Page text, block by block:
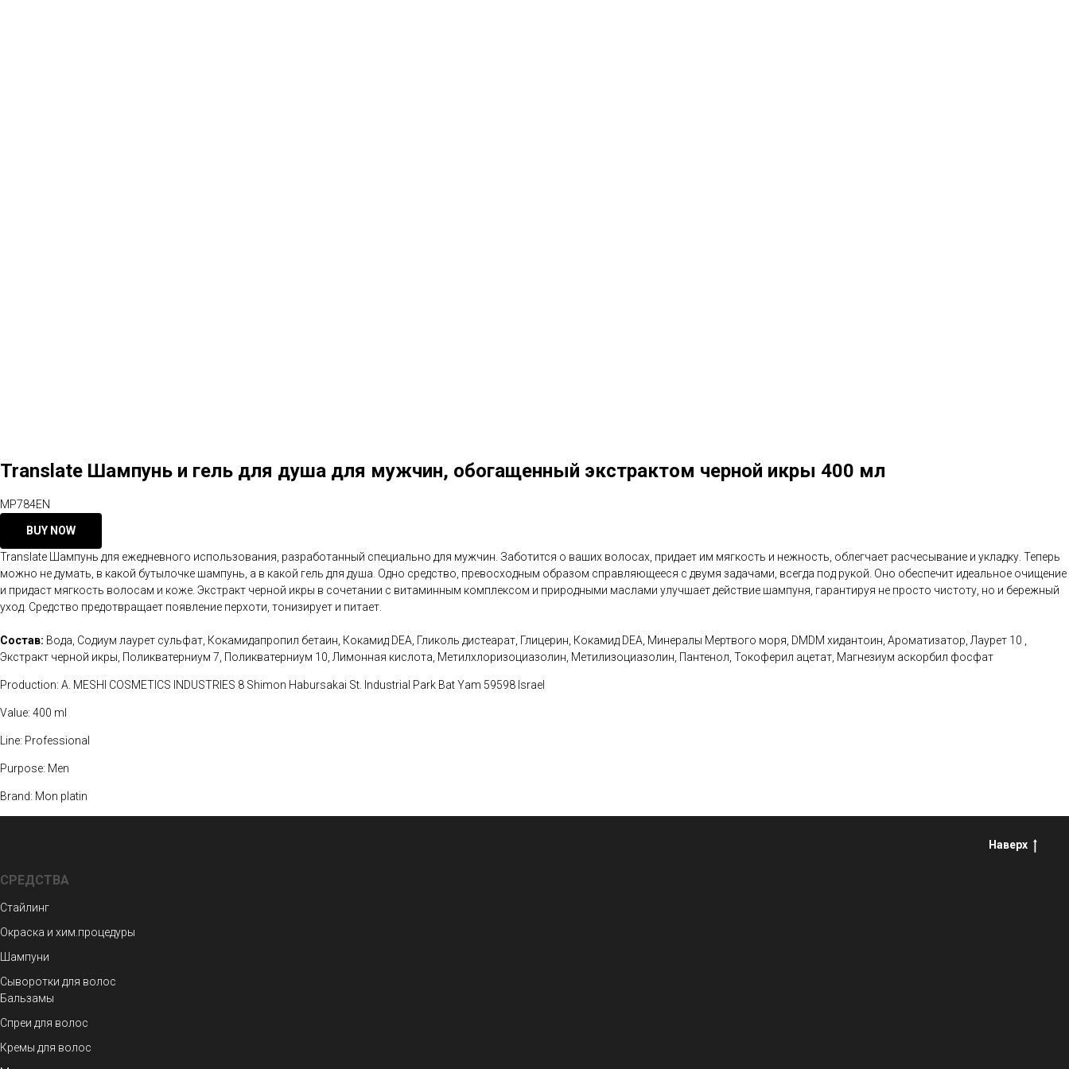
Translate Шампунь и гель для душа для мужчин, обогащенный экстрактом черной икры 400 мл
MP784EN
BUY NOW
Translate Шампунь для ежедневного использования, разработанный специально для мужчин. Заботится о ваших волосах, придает им мягкость и нежность, облегчает расчесывание и укладку. Теперь
можно не думать, в какой бутылочке шампунь, а в какой гель для душа. Одно средство, превосходным образом справляющееся с двумя задачами, всегда под рукой. Оно обеспечит идеальное очищение
и придаст мягкость волосам и коже. Экстракт черной икры в сочетании с витаминным комплексом и природными маслами улучшает действие шампуня, гарантируя не просто чистоту, но и бережный
уход. Средство предотвращает появление перхоти, тонизирует и питает.
Состав: Вода, Содиум лаурет сульфат, Кокамидапропил бетаин, Кокамид DEA, Гликоль дистеарат, Глицерин, Кокамид DEA, Минералы Мертвого моря, DMDM хидантоин, Ароматизатор, Лаурет 10 ,
Экстракт черной икры, Поликватерниум 7, Поликватерниум 10, Лимонная кислота, Метилхлоризоциазолин, Метилизоциазолин, Пантенол, Токоферил ацетат, Магнезиум аскорбил фосфат
Production: A. MESHI COSMETICS INDUSTRIES 8 Shimon Habursakai St. Industrial Park Bat Yam 59598 Israel
Value: 400 ml
Line: Professional
Purpose: Men
Brand: Mon platin
Наверх
СРЕДСТВА
Стайлинг
Окраска и хим.процедуры
Шампуни
Сыворотки для волос
Бальзамы
Спреи для волос
Кремы для волос